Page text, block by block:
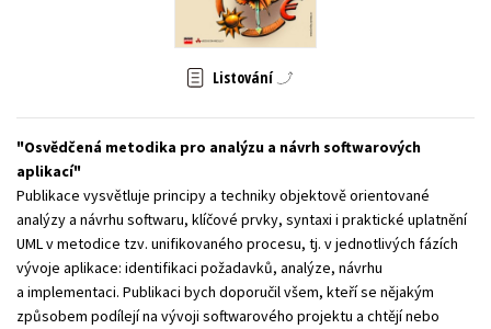
Zahraniční literatura
Všechny tituly
Listování
Osvědčená metodika pro analýzu a návrh softwarových
aplikací
Publikace vysvětluje principy a techniky objektově orientované
analýzy a návrhu softwaru, klíčové prvky, syntaxi i praktické uplatnění
UML v metodice tzv. unifikovaného procesu, tj. v jednotlivých fázích
vývoje aplikace: identifikaci požadavků, analýze, návrhu
a implementaci. Publikaci bych doporučil všem, kteří se nějakým
způsobem podílejí na vývoji softwarového projektu a chtějí nebo